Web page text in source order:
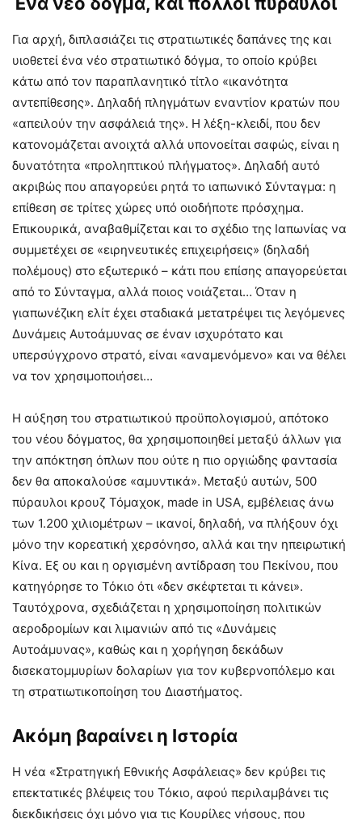
Για αρχή, διπλασιάζει τις στρατιωτικές δαπάνες της και
υιοθετεί ένα νέο στρατιωτικό δόγμα, το οποίο κρύβει
κάτω από τον παραπλανητικό τίτλο «ικανότητα
αντεπίθεσης». Δηλαδή πληγμάτων εναντίον κρατών που
«απειλούν την ασφάλειά της». Η λέξη-κλειδί, που δεν
κατονομάζεται ανοιχτά αλλά υπονοείται σαφώς, είναι η
δυνατότητα «προληπτικού πλήγματος». Δηλαδή αυτό
ακριβώς που απαγορεύει ρητά το ιαπωνικό Σύνταγμα: η
επίθεση σε τρίτες χώρες υπό οιοδήποτε πρόσχημα.
Επικουρικά, αναβαθμίζεται και το σχέδιο της Ιαπωνίας να
συμμετέχει σε «ειρηνευτικές επιχειρήσεις» (δηλαδή
πολέμους) στο εξωτερικό – κάτι που επίσης απαγορεύεται
από το Σύνταγμα, αλλά ποιος νοιάζεται… Όταν η
γιαπωνέζικη ελίτ έχει σταδιακά μετατρέψει τις λεγόμενες
Δυνάμεις Αυτοάμυνας σε έναν ισχυρότατο και
υπερσύγχρονο στρατό, είναι «αναμενόμενο» και να θέλει
να τον χρησιμοποιήσει…
Η αύξηση του στρατιωτικού προϋπολογισμού, απότοκο
του νέου δόγματος, θα χρησιμοποιηθεί μεταξύ άλλων για
την απόκτηση όπλων που ούτε η πιο οργιώδης φαντασία
δεν θα αποκαλούσε «αμυντικά». Μεταξύ αυτών, 500
πύραυλοι κρουζ Τόμαχοκ, made in USA, εμβέλειας άνω
των 1.200 χιλιομέτρων – ικανοί, δηλαδή, να πλήξουν όχι
μόνο την κορεατική χερσόνησο, αλλά και την ηπειρωτική
Κίνα. Εξ ου και η οργισμένη αντίδραση του Πεκίνου, που
κατηγόρησε το Τόκιο ότι «δεν σκέφτεται τι κάνει».
Ταυτόχρονα, σχεδιάζεται η χρησιμοποίηση πολιτικών
αεροδρομίων και λιμανιών από τις «Δυνάμεις
Αυτοάμυνας», καθώς και η χορήγηση δεκάδων
δισεκατομμυρίων δολαρίων για τον κυβερνοπόλεμο και
τη στρατιωτικοποίηση του Διαστήματος.
Ακόμη βαραίνει η Ιστορία
Η νέα «Στρατηγική Εθνικής Ασφάλειας» δεν κρύβει τις
επεκτατικές βλέψεις του Τόκιο, αφού περιλαμβάνει τις
διεκδικήσεις όχι μόνο για τις Κουρίλες νήσους, που